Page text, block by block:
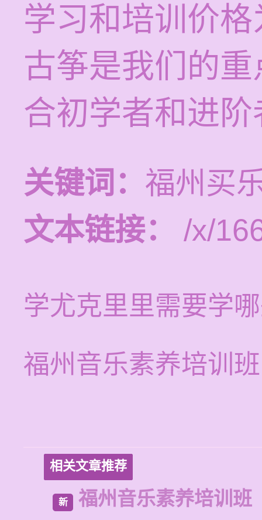
学习和培训价
古筝是我们的
合初学者和进
关键词： 福州买
文本链接：
/x/
学尤克里里需要学
福州音乐素养培训班
相关文章推荐
新 福州音乐素养培训班